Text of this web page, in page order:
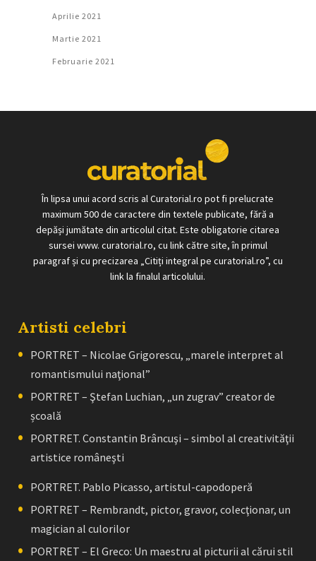
Aprilie 2021
Martie 2021
Februarie 2021
În lipsa unui acord scris al Curatorial.ro pot fi prelucrate
maximum 500 de caractere din textele publicate, fără a
depăși jumătate din articolul citat. Este obligatorie citarea
sursei www. curatorial.ro, cu link către site, în primul
paragraf și cu precizarea „Citiți integral pe curatorial.ro”, cu
link la finalul articolului.
Artisti celebri
PORTRET – Nicolae Grigorescu, „marele interpret al
romantismului naţional”
PORTRET – Ştefan Luchian, „un zugrav” creator de
școală
PORTRET. Constantin Brâncuşi – simbol al creativităţii
artistice româneşti
PORTRET. Pablo Picasso, artistul-capodoperă
PORTRET – Rembrandt, pictor, gravor, colecţionar, un
magician al culorilor
PORTRET – El Greco: Un maestru al picturii al cărui stil